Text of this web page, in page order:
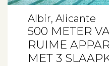
Diensten
Verkopen
Verhuren
Albir, Alicante
500 METER
RUIME
MET 3